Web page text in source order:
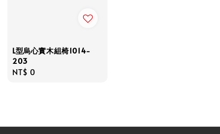
L型烏心實木組椅1014-
203
Regular
NT$ 0